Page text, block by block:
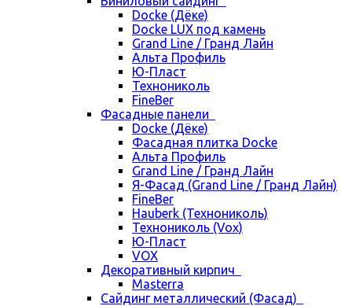
Docke (Дёке)
Docke LUX под камень
Grand Line / Гранд Лайн
Альта Профиль
Ю-Пласт
Технониколь
FineBer
Фасадные панели
Docke (Дёке)
Фасадная плитка Docke
Альта Профиль
Grand Line / Гранд Лайн
Я-Фасад (Grand Line / Гранд Лайн)
FineBer
Hauberk (Технониколь)
Технониколь (Vox)
Ю-Пласт
VOX
Декоративный кирпич
Masterra
Сайдинг металлический (Фасад)